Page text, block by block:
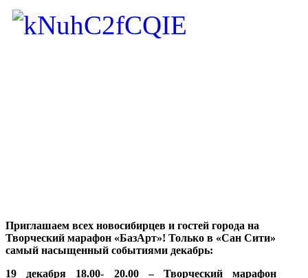
Приглашаем всех новосибирцев и гостей города на
Творческий марафон «БазАрт»! Только в «Сан Сити»
самый насыщенный событиями декабрь:
19 декабря 18.00- 20.00 – Творческий марафон